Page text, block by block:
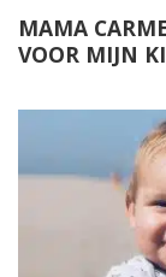
MAMA
VOOR MIJN